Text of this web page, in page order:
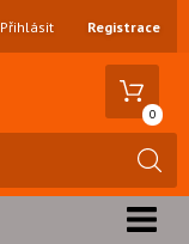
Přihlásit Registrace
0